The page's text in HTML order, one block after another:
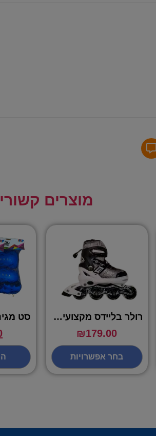
מוצרים
רולר בליידס מקצועי בצבע שחור מידות S,M,L – VIPER
₪179.00
בחר אפשרויות